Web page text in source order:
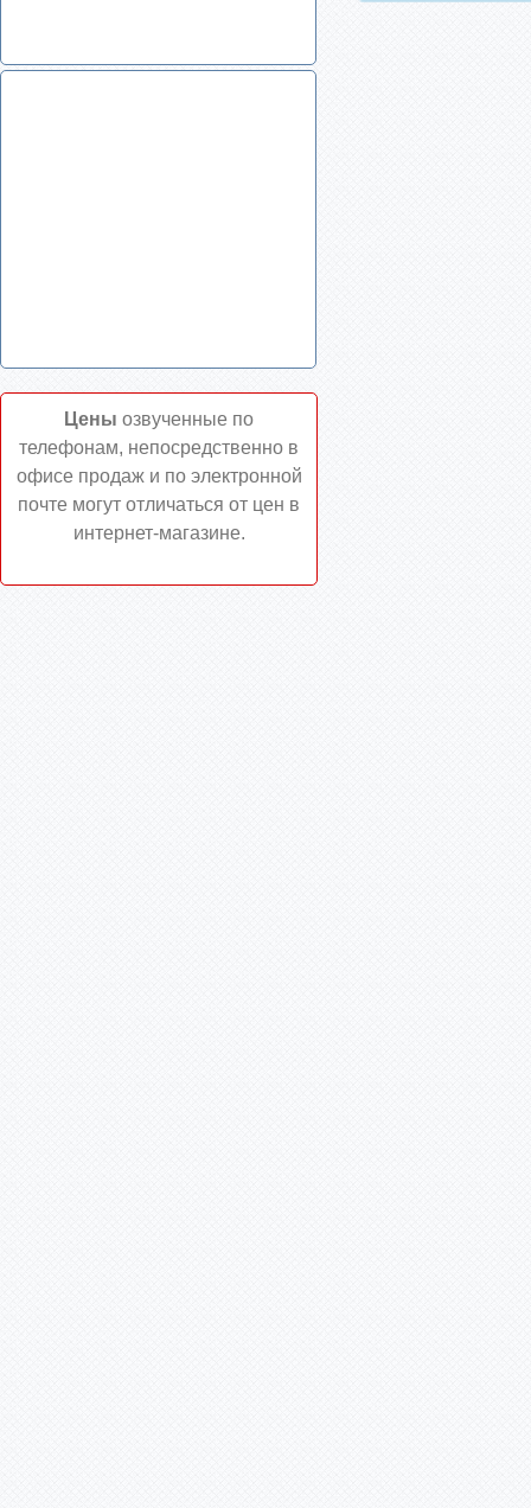
Цены озвученные по
телефонам, непосредственно в
офисе продаж и по электронной
почте могут отличаться от цен в
интернет-магазине.